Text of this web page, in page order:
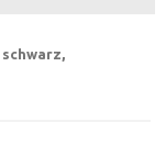
schwarz,